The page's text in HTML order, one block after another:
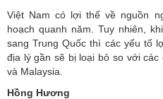
Việt Nam có lợi thế về nguồn
hoạch quanh năm. Tuy nhiên,
sang Trung Quốc thì các yếu tố
địa lý gần sẽ bị loại bỏ so với
và Malaysia.
Hồng Hương